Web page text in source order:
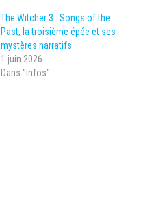
The Witcher 3 : Songs of the
Past, la troisième épée et ses
mystères narratifs
1 juin 2026
Dans "infos"